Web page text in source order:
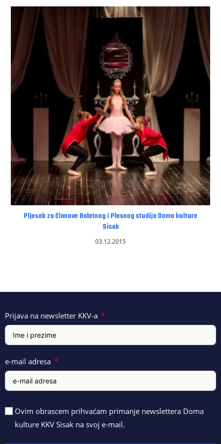
Pljesak za članove Baletnog i Plesnog studija Doma kulture
Sisak
03.12.2015
Prijava na newsletter KKV-a
e-mail adresa
Ovim obrascem prihvaćam primanje newslettera Doma
kulture KKV Sisak na svoj e-mail.